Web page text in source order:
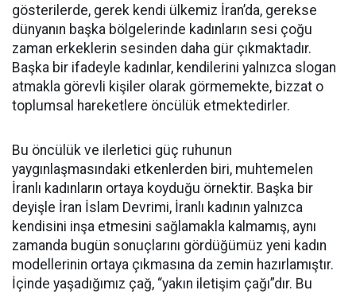
gösterilerde, gerek kendi ülkemiz İran’da, gerekse
dünyanın başka bölgelerinde kadınların sesi çoğu
zaman erkeklerin sesinden daha gür çıkmaktadır.
Başka bir ifadeyle kadınlar, kendilerini yalnızca slogan
atmakla görevli kişiler olarak görmemekte, bizzat o
toplumsal hareketlere öncülük etmektedirler.
Bu öncülük ve ilerletici güç ruhunun
yaygınlaşmasındaki etkenlerden biri, muhtemelen
İranlı kadınların ortaya koyduğu örnektir. Başka bir
deyişle İran İslam Devrimi, İranlı kadının yalnızca
kendisini inşa etmesini sağlamakla kalmamış, aynı
zamanda bugün sonuçlarını gördüğümüz yeni kadın
modellerinin ortaya çıkmasına da zemin hazırlamıştır.
İçinde yaşadığımız çağ, “yakın iletişim çağı”dır. Bu